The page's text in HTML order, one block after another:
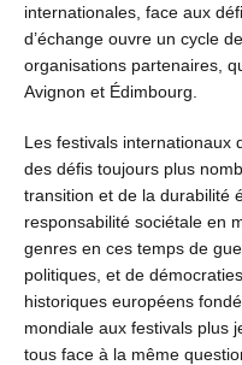
internationales, face aux
d’échange ouvre un cycle
organisations partenaires,
Avignon et Édimbourg.
Les festivals internationaux
des défis toujours plus
transition et de la durabilité
responsabilité sociétale en
genres en ces temps de
politiques, et de
historiques européens
mondiale aux festivals plus
tous face à la même